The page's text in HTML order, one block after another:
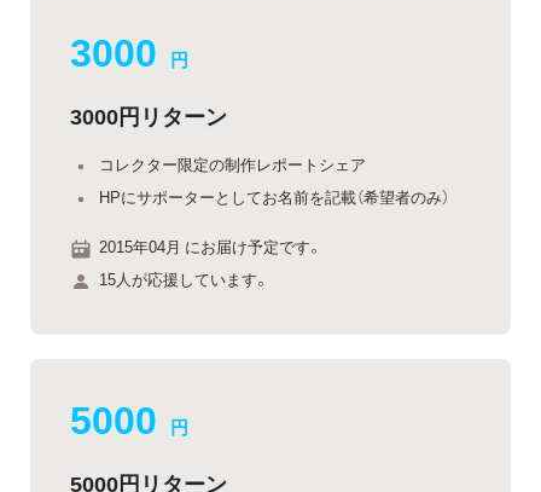
3000 円
3000円リターン
コレクター限定の制作レポートシェア
HPにサポーターとしてお名前を記載（希望者のみ）
2015年04月 にお届け予定です。
15人が応援しています。
5000 円
5000円リターン